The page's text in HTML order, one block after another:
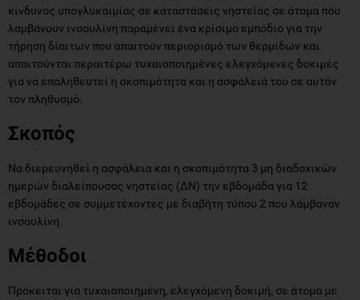
κίνδυνος υπογλυκαιμίας σε καταστάσεις νηστείας σε άτομα που
λαμβάνουν ινσουλίνη παραμένει ένα κρίσιμο εμπόδιο για την
τήρηση δίαιτων που απαιτούν περιορισμό των θερμίδων και
απαιτούνται περαιτέρω τυχαιοποιημένες ελεγχόμενες δοκιμές
για να επαληθευτεί η σκοπιμότητα και η ασφάλειά του σε αυτόν
τον πληθυσμό.
Σκοπός
Να διερευνηθεί η ασφάλεια και η σκοπιμότητα 3 μη διαδοχικών
ημερών διαλείπουσας νηστείας (ΔΝ) την εβδομάδα για 12
εβδομάδες σε συμμετέχοντες με διαβήτη τύπου 2 που λάμβαναν
ινσουλίνη.
Μέθοδοι
Πρόκειται για τυχαιοποιημένη, ελεγχόμενη δοκιμή, σε άτομα με